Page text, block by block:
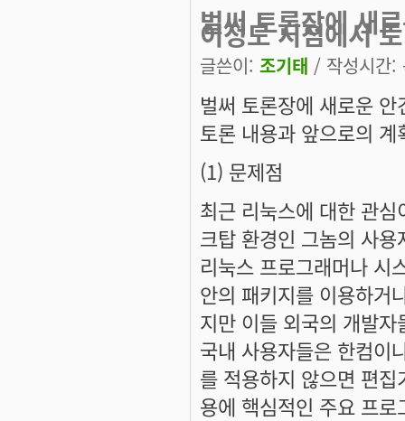
벌써 토론장에 새
이정도 시점에서 토
글쓴이: 조기태 / 작성시간
벌써 토론장에 새로운
토론 내용과 앞으로의
(1) 문제점
최근 리눅스에 대한 관
크탑 환경인 그놈의 사
리눅스 프로그래머나 시
안의 패키지를 이용하거
지만 이들 외국의 개발
국내 사용자들은 한컴이
를 적용하지 않으면 편
용에 핵심적인 주요 프